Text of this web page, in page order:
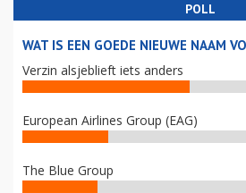
POLL
WAT IS EEN GOEDE NIEUWE NAAM
Verzin alsjeblieft iets anders
European Airlines Group (EAG)
The Blue Group